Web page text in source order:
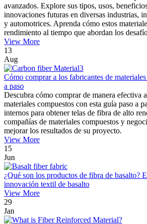
avanzados. Explore sus tipos, usos,
innovaciones futuras en diversas industrias,
y automotrices. Aprenda cómo estos
rendimiento al tiempo que abordan los
View More
13
Aug
Cómo comprar a los fabricantes de
a paso
Descubra cómo comprar de manera efectiva
materiales compuestos con esta guía paso a
internos para obtener telas de fibra de alto
compañías de materiales compuestos y
mejorar los resultados de su proyecto.
View More
15
Jun
¿Qué son los productos de fibra de basalto?
innovación textil de basalto
View More
29
Jan